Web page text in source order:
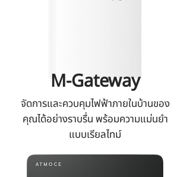
M-Gateway
จัดการและควบคุมไฟฟ้าภายในบ้านของ
คุณได้อย่างราบรื่น พร้อมความแม่นยำ
แบบเรียลไทม์